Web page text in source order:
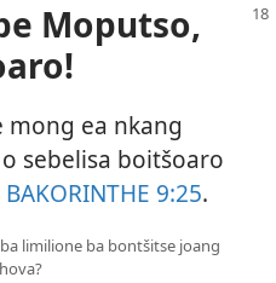
Moputso,
mong ea nkang
sebelisa boitšoaro
BAKORINTHE 9:25.
limilione ba bontšitse joang